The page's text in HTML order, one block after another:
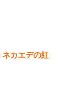
カエデの紅